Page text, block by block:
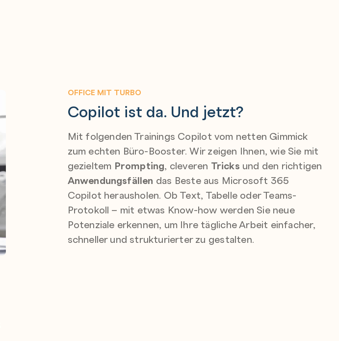
OFFICE MIT TURBO
Copilot ist da. Und jetzt?
Mit folgenden Trainings Copilot vom netten Gimmick
zum echten Büro-Booster. Wir zeigen Ihnen, wie Sie mit
gezieltem Prompting, cleveren Tricks und den richtigen
Anwendungsfällen das Beste aus Microsoft 365
Copilot herausholen. Ob Text, Tabelle oder Teams-
Protokoll – mit etwas Know-how werden Sie neue
Potenziale erkennen, um Ihre tägliche Arbeit einfacher,
schneller und strukturierter zu gestalten.